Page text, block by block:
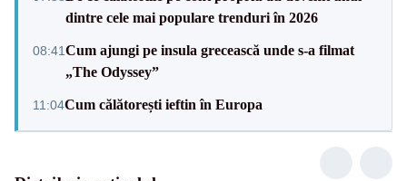
dintre cele mai populare trenduri în 2026
08:41Cum ajungi pe insula grecească unde s-a filmat
„The Odyssey”
11:04Cum călătorești ieftin în Europa